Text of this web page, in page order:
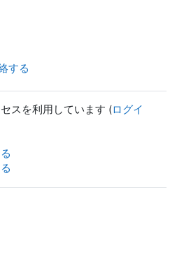
する
スを利用しています (ログイ